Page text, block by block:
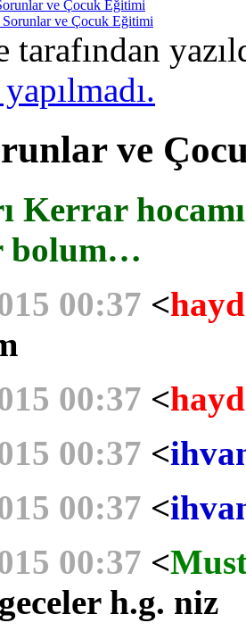
ve Çocuk Eğitimi
ve Çocuk Eğitimi
tarafından
ve
Kerrar
bolum…
00:37 <
00:37 <
00:37 <
00:37 <
00:37 <
h.g. niz